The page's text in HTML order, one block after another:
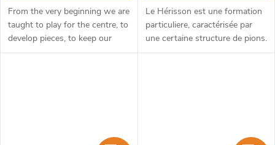
From the very beginning we are
taught to play for the centre, to
develop pieces, to keep our
king safe. But as time passes
Le Hérisson est une formation
particuliere, caractérisée par
une certaine structure de pions.
Son apparente passivité est